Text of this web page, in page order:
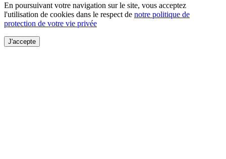
En poursuivant votre navigation sur le site, vous acceptez
l'utilisation de cookies dans le respect de notre politique de
protection de votre vie privée
J'accepte